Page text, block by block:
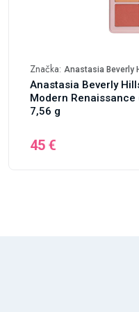
Značka: Anastasia Beverly
Anastasia Beverly
Modern Renaissance
7,56 g
45 €